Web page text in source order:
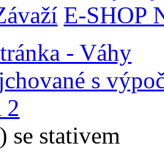
E-SHOP
- Váhy
s
2
se stativem